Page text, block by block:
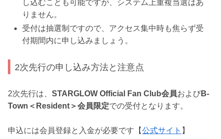
し込むことも可能ですが、システム上重複当選はあ
りません。
受付は抽選制ですので、アクセス集中時も焦らず受
付期間内に申し込みましょう。
2次先行の申し込み方法と注意点
2次先行は、 STARGLOW Official Fan Club会員およびB-
Town＜Resident＞会員限定での受付となります。
申込には会員登録と入金が必要です【公式サイト 】